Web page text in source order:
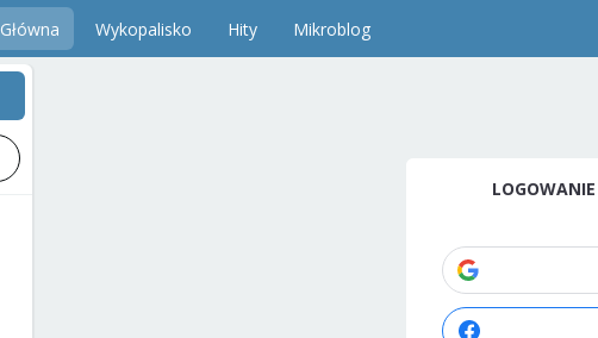
Główna Wykopalisko Hity Mikroblog
LOGOWANIE